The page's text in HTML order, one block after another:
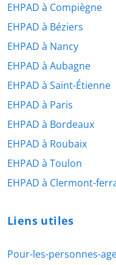
EHPAD à Compiègne
EHPAD à Béziers
EHPAD à Nancy
EHPAD à Aubagne
EHPAD à Saint-Étienne
EHPAD à Paris
EHPAD à Bordeaux
EHPAD à Roubaix
EHPAD à Toulon
EHPAD à Clermont-
Liens utiles
Pour-les-personnes-